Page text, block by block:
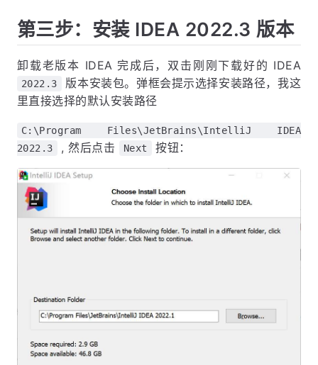
第三步：安装 IDEA 2022.3 版本
卸载老版本 IDEA 完成后，双击刚刚下载好的 IDEA
2022.3
版本安装包。弹框会提示选择安装路径，我这
里直接选择的默认安装路径
C:\Program Files\JetBrains\IntelliJ IDEA
2022.3
, 然后点击 Next 按钮：